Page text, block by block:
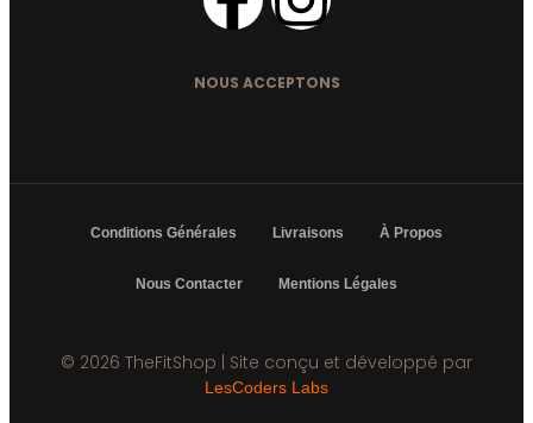
NOUS ACCEPTONS
Conditions Générales Livraisons À Propos
Nous Contacter Mentions Légales
© 2026 TheFitShop | Site conçu et développé par
LesCoders Labs